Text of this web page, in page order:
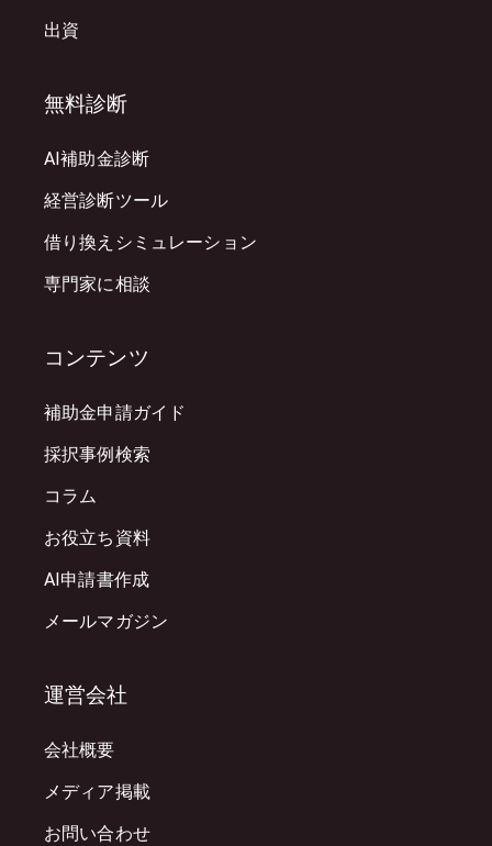
出資
無料診断
AI補助金診断
経営診断ツール
借り換えシミュレーション
専門家に相談
コンテンツ
補助金申請ガイド
採択事例検索
コラム
お役立ち資料
AI申請書作成
メールマガジン
運営会社
会社概要
メディア掲載
お問い合わせ